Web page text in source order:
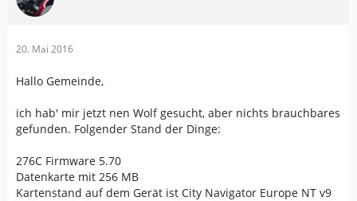
20. Mai 2016
Hallo Gemeinde,
ich hab' mir jetzt nen Wolf gesucht, aber nichts brauchbares
gefunden. Folgender Stand der Dinge:
276C Firmware 5.70
Datenkarte mit 256 MB
Kartenstand auf dem Gerät ist City Navigator Europe NT v9